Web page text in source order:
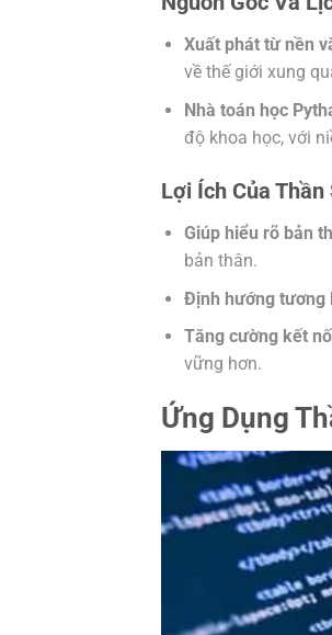
Xuất phát từ nền
về thế giới xung
Nhà toán học
độ khoa học, với
Lợi Ích Của Thần
Giúp hiểu rõ bản
bản thân.
Định hướng tương
Tăng cường kết
vững hơn.
Ứng Dụng